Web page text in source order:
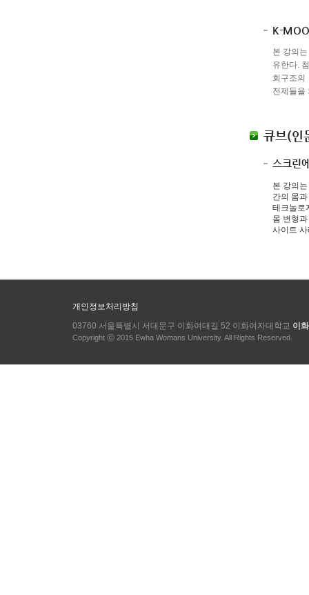
K-
본 강의
유한다.
회구조의
전제들을
큐브(인
스크린
본 강의
간의 몸
테크놀로
몸 변형
사이트
개인정보처리방침
03760 서울특별시 서대문구 이화여대길 52 이화여자대학교 이
Copyright ⓒ 2015 Ewha Womans University. All Rights Reserved.